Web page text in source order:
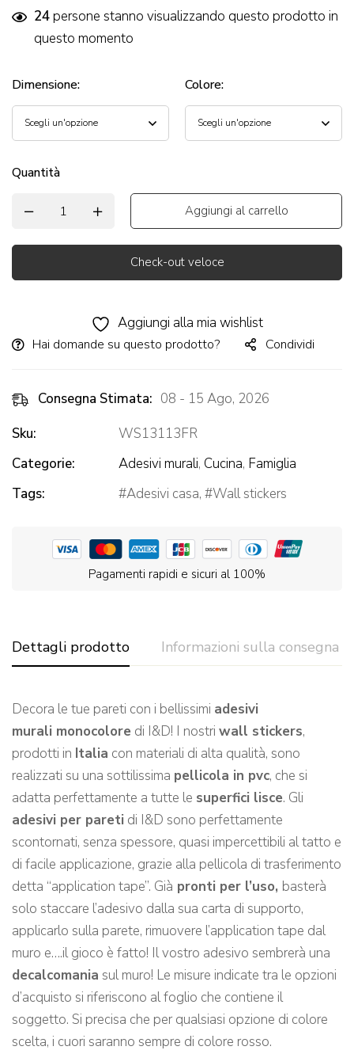
24persone stanno visualizzando questo prodotto in
questo momento
Dimensione: Colore:
Quantità
Aggiungi al carrello
Check-out veloce
Aggiungi alla mia wishlist
Hai domande su questo prodotto? Condividi
Consegna Stimata: 08 - 15 Ago, 2026
Sku:
WS13113FR
Categorie:
Adesivi murali, Cucina, Famiglia
Tags:
Adesivi casa, Wall stickers
Pagamenti rapidi e sicuri al 100%
Dettagli prodotto Informazioni sulla consegna
Decora le tue pareti con i bellissimi adesivi
murali monocolore di I&D! I nostri wall stickers,
prodotti in Italia con materiali di alta qualità, sono
realizzati su una sottilissima pellicola in pvc, che si
adatta perfettamente a tutte le superfici lisce. Gli
adesivi per pareti di I&D sono perfettamente
scontornati, senza spessore, quasi impercettibili al tatto e
di facile applicazione, grazie alla pellicola di trasferimento
detta “application tape”. Già pronti per l’uso, basterà
solo staccare l’adesivo dalla sua carta di supporto,
applicarlo sulla parete, rimuovere l’application tape dal
muro e….il gioco è fatto! Il vostro adesivo sembrerà una
decalcomania sul muro! Le misure indicate tra le opzioni
d’acquisto si riferiscono al foglio che contiene il
soggetto. Si precisa che per qualsiasi opzione di colore
scelta, i cuori saranno sempre di colore rosso.